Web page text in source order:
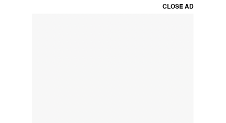
CLOSE AD